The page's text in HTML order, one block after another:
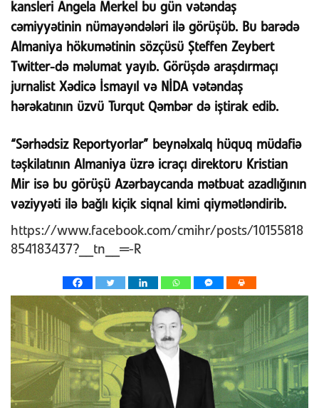
kansleri Angela Merkel bu gün vətəndaş
cəmiyyətinin nümayəndələri ilə görüşüb. Bu barədə
Almaniya hökumətinin sözçüsü Şteffen Zeybert
Twitter-də məlumat yayıb. Görüşdə araşdırmaçı
jurnalist Xədicə İsmayıl və NİDA vətəndaş
hərəkatının üzvü Turqut Qəmbər də iştirak edib.
“Sərhədsiz Reportyorlar” beynəlxalq hüquq müdafiə
təşkilatının Almaniya üzrə icraçı direktoru Kristian
Mir isə bu görüşü Azərbaycanda mətbuat azadlığının
vəziyyəti ilə bağlı kiçik siqnal kimi qiymətləndirib.
https://www.facebook.com/cmihr/posts/10155818
854183437?__tn__=-R